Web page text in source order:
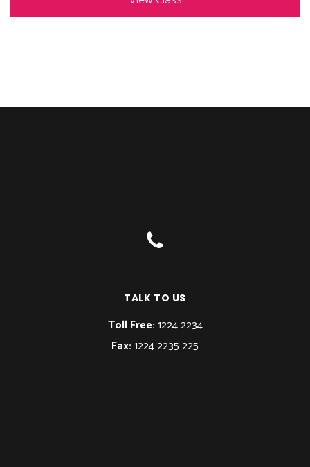
TALK TO US
Toll Free:1224 2234
Fax:1224 2235 225